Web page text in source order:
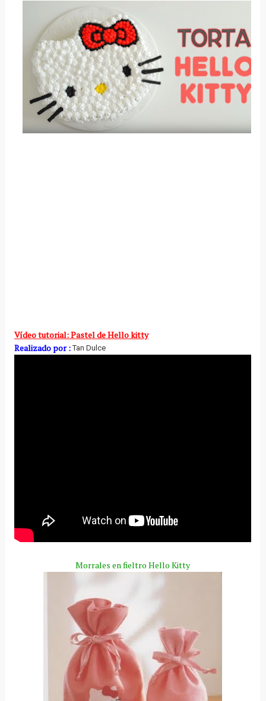
Vídeo tutorial: Pastel de Hello kitty
Realizado por : Tan Dulce
Morrales en fieltroHello Kitty